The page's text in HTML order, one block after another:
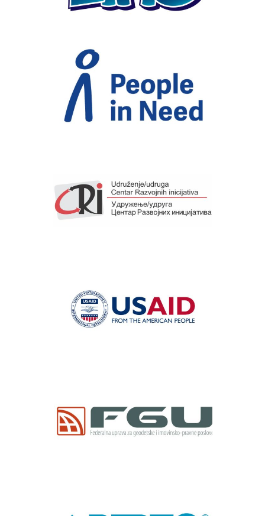
People in need
Udruženje Centar razvojnih
inicijativa
USAID
Federalna gedodetska
uprava